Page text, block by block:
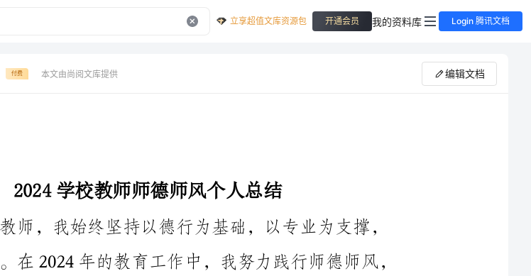
立享超值文库资源包 开通会员 我的资料库 Login 腾讯文档
付费 本文由尚阅文库提供 编辑文档
作为一名教师，我始终坚持以德行为基础，以专业为支撑，
不忘初心，牢记使命，积极投身于学校教育教学改革中，对于学
校、学生和家长付出了辛勤的努力。通过自我总结和反思，我发